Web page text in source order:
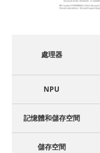
處理器
NPU
記憶體和儲存空間
儲存空間